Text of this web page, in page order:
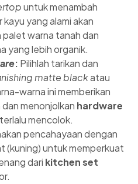
untuk menambah
yang alami akan
warna tanah dan
yang lebih organik.
: Pilihlah tarikan dan
matte blackatau
warna ini memberikan
menonjolkan hardware
mencolok.
pencahayaan dengan
(kuning) untuk memperkuat
dari kitchen set